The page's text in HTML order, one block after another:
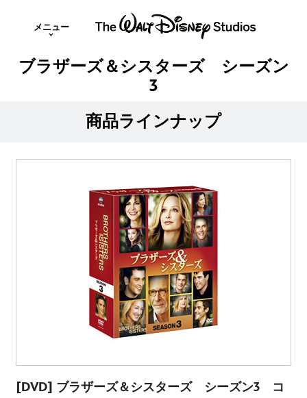
メニュー
ブラザーズ＆シスターズ シーズン
3
商品ラインナップ
[DVD] ブラザーズ＆シスターズ シーズン3 コ